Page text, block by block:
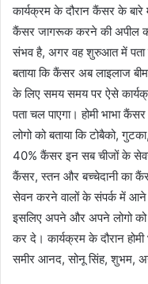
कार्यक्रम के दौरान कैंसर के बारे
कैंसर जागरूक करने की अपील
संभव है, अगर वह शुरुआत में पता
बताया कि कैंसर अब लाइलाज
के लिए समय समय पर ऐसे
पता चल पाएगा। होमी भाभा
लोगो को बताया कि टोबैको,
40% कैंसर इन सब चीजों के
कैंसर, स्तन और बच्चेदानी का
सेवन करने वालों के संपर्क में आने
इसलिए अपने और अपने लोगो को
कर दे। कार्यक्रम के दौरान
समीर आनद, सोनू सिंह, शुभम,